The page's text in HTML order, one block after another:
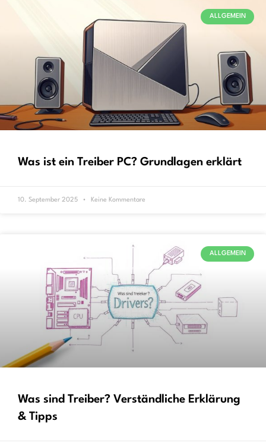
ALLGEMEIN
Was ist ein Treiber PC? Grundlagen erklärt
10. September 2025 Keine Kommentare
ALLGEMEIN
Was sind Treiber? Verständliche Erklärung
& Tipps